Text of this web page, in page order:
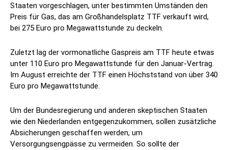
Staaten vorgeschlagen, unter bestimmten Umständen den
Preis für Gas, das am Großhandelsplatz TTF verkauft wird,
bei 275 Euro pro Megawattstunde zu deckeln.
Zuletzt lag der vormonatliche Gaspreis am TTF heute etwas
unter 110 Euro pro Megawattstunde für den Januar-Vertrag.
Im August erreichte der TTF einen Höchststand von über 340
Euro pro Megawattstunde.
Um der Bundesregierung und anderen skeptischen Staaten
wie den Niederlanden entgegenzukommen, sollen zusätzliche
Absicherungen geschaffen werden, um
Versorgungsengpässe zu vermeiden. So sollte der